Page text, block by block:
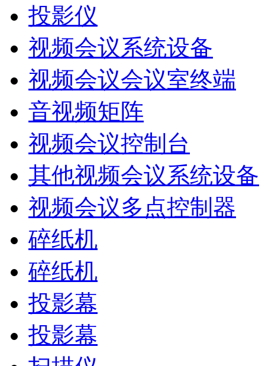
投影仪
视频会议系统设备
视频会议会议室终端
音视频矩阵
视频会议控制台
其他视频会议系统设备
视频会议多点控制器
碎纸机
碎纸机
投影幕
投影幕